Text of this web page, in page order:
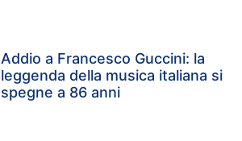
Addio a Francesco Guccini: la
leggenda della musica italiana si
spegne a 86 anni